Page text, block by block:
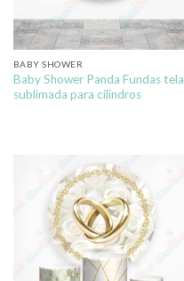
BABY SHOWER
Baby Shower Panda Fundas tela
sublimada para cilindros